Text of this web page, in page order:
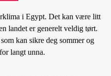
i Egypt. Det kan være litt
landet er generelt veldig tørt.
kan sikre deg sommer og
langt unna.